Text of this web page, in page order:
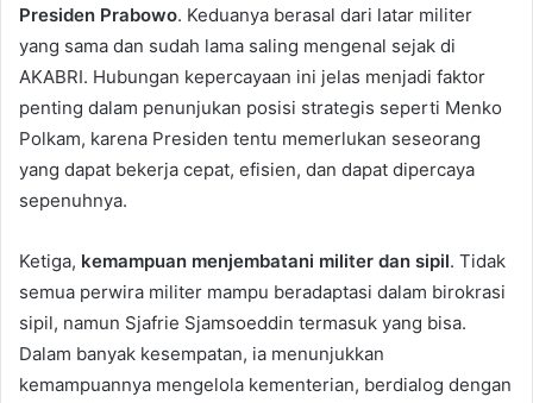
Presiden Prabowo. Keduanya berasal dari latar militer
yang sama dan sudah lama saling mengenal sejak di
AKABRI. Hubungan kepercayaan ini jelas menjadi faktor
penting dalam penunjukan posisi strategis seperti Menko
Polkam, karena Presiden tentu memerlukan seseorang
yang dapat bekerja cepat, efisien, dan dapat dipercaya
sepenuhnya.
Ketiga, kemampuan menjembatani militer dan sipil. Tidak
semua perwira militer mampu beradaptasi dalam birokrasi
sipil, namun Sjafrie Sjamsoeddin termasuk yang bisa.
Dalam banyak kesempatan, ia menunjukkan
kemampuannya mengelola kementerian, berdialog dengan